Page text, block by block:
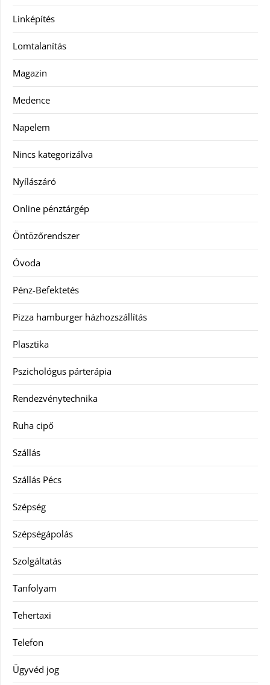
Linképítés
Lomtalanítás
Magazin
Medence
Napelem
Nincs kategorizálva
Nyílászáró
Online pénztárgép
Öntözőrendszer
Óvoda
Pénz-Befektetés
Pizza hamburger házhozszállítás
Plasztika
Pszichológus párterápia
Rendezvénytechnika
Ruha cipő
Szállás
Szállás Pécs
Szépség
Szépségápolás
Szolgáltatás
Tanfolyam
Tehertaxi
Telefon
Ügyvéd jog